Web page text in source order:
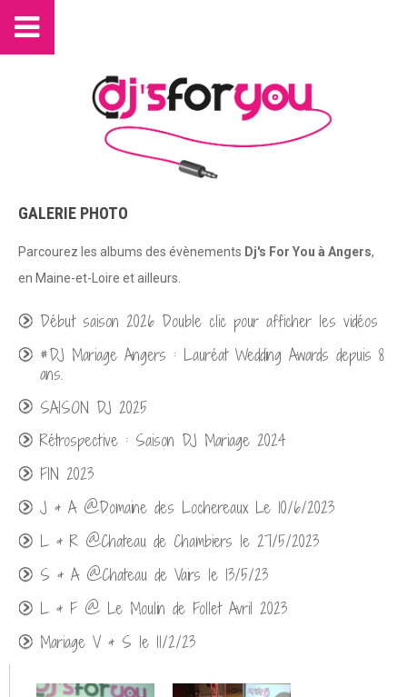
GALERIE PHOTO
Parcourez les albums des évènements Dj's For You à Angers,
en Maine-et-Loire et ailleurs.
Début saison 2026 Double clic pour afficher les vidéos
#DJ Mariage Angers : Lauréat Wedding Awards depuis 8
ans.
SAISON DJ 2025
Rétrospective : Saison DJ Mariage 2024
FIN 2023
J & A @Domaine des Lochereaux Le 10/6/2023
L & R @Chateau de Chambiers le 27/5/2023
S & A @Chateau de Vairs le 13/5/23
L & F @ Le Moulin de Follet Avril 2023
Mariage V & S le 11/2/23